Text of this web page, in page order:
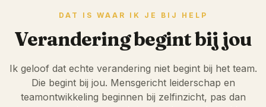
DAT IS WAAR IK JE BIJ HELP
Verandering begint bij jou
Ik geloof dat echte verandering niet begint bij het team.
Die begint bij jou. Mensgericht leiderschap en
teamontwikkeling beginnen bij zelfinzicht, pas dan